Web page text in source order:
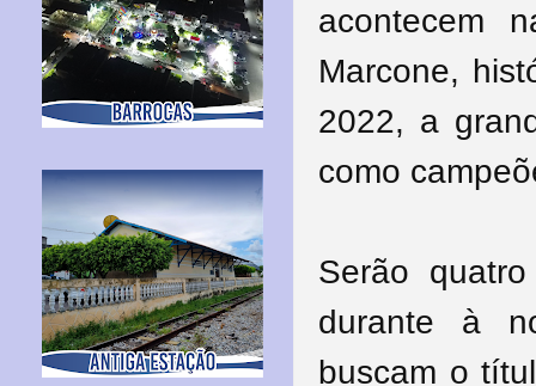
acontecem
Marcone,
2022, a
como
Serão
durante à
buscam o